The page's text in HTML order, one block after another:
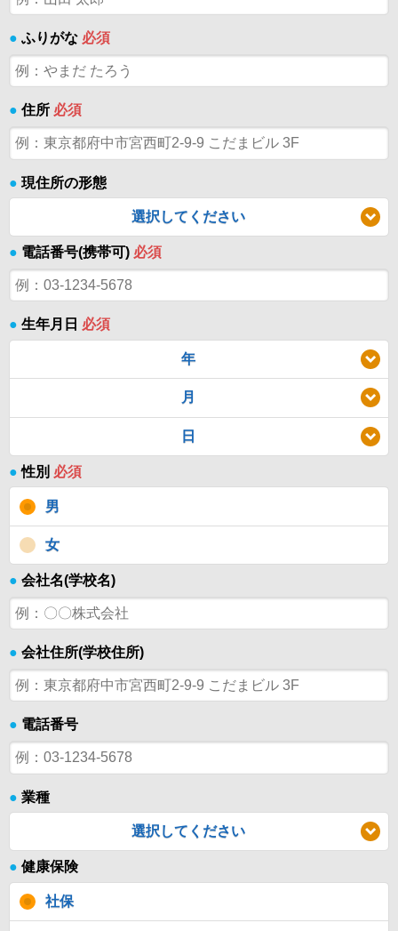
● ふりがな 必須
● 住所 必須
● 現住所の形態
選択してください
● 電話番号(携帯可) 必須
● 生年月日 必須
年
月
日
● 性別 必須
男
女
● 会社名(学校名)
● 会社住所(学校住所)
● 電話番号
● 業種
選択してください
● 健康保険
社保